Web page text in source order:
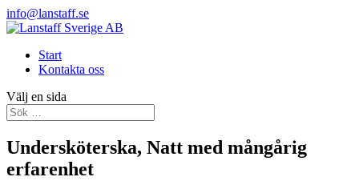
info@lanstaff.se
Start
Kontakta oss
Välj en sida
Undersköterska, Natt med mångårig
erfarenhet